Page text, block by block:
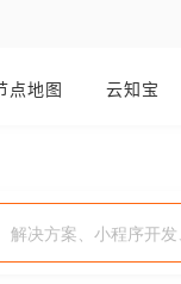
点地图 云知宝